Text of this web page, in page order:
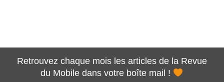
Retrouvez chaque mois les articles de la Revue
du Mobile dans votre boîte mail !